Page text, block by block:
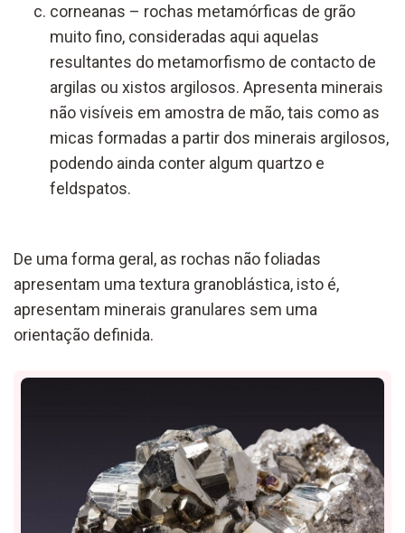
corneanas – rochas metamórficas de grão
muito fino, consideradas aqui aquelas
resultantes do metamorfismo de contacto de
argilas ou xistos argilosos. Apresenta minerais
não visíveis em amostra de mão, tais como as
micas formadas a partir dos minerais argilosos,
podendo ainda conter algum quartzo e
feldspatos.
De uma forma geral, as rochas não foliadas
apresentam uma textura granoblástica, isto é,
apresentam minerais granulares sem uma
orientação definida.